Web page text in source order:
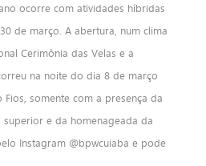
ocorre com atividades híbridas
de março. A abertura, num clima
Cerimônia das Velas e a
na noite do dia 8 de março
somente com a presença da
e da homenageada da
Instagram @bpwcuiaba e pode